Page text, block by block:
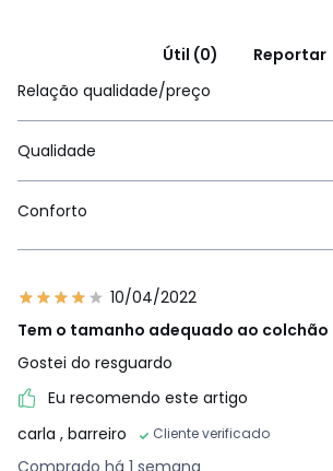
Útil (0)
Reportar
Relação qualidade/preço
Qualidade
Conforto
10/04/2022
Tem o tamanho adequado ao
Gostei do resguardo
Eu recomendo este artigo
carla , barreiro Cliente verificado
Comprado há 1 semana